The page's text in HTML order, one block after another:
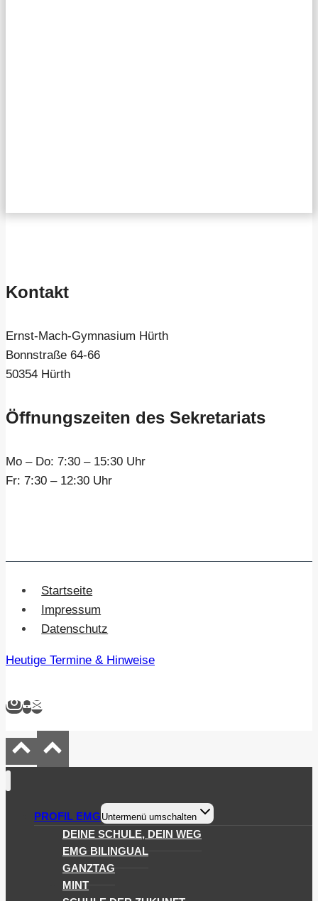
Kontakt
Ernst-Mach-Gymnasium Hürth
Bonnstraße 64-66
50354 Hürth
Öffnungszeiten des Sekretariats
Mo – Do: 7:30 – 15:30 Uhr
Fr: 7:30 – 12:30 Uhr
Startseite
Impressum
Datenschutz
Heutige Termine & Hinweise
PROFIL EMG Untermenü umschalten
DEINE SCHULE, DEIN WEG
EMG BILINGUAL
GANZTAG
MINT